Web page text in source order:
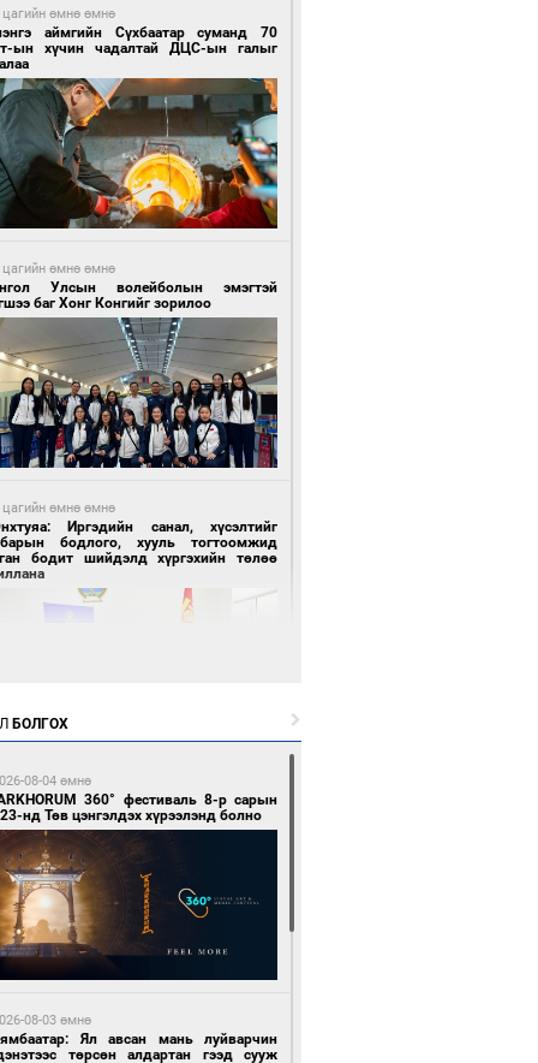
цагийн өмнө өмнө
аймгийн Сүхбаатар суманд 70
ын хүчин чадалтай ДЦС-ын галыг
цагийн өмнө өмнө
Улсын волейболын эмэгтэй
баг Хонг Конгийг зорилоо
цагийн өмнө өмнө
Иргэдийн санал, хүсэлтийг
бодлого, хууль тогтоомжид
бодит шийдэлд хүргэхийн төлөө
өмнө өмнө
жаргал үргэлжид ирнэ
орно, өдөртөө 24-26 хэм дулаан
БОЛГОХ
08-04 өмнө
360° фестиваль 8-р сарын
нд Төв цэнгэлдэх хүрээлэнд болно
08-03 өмнө
Ял авсан мань луйварчин
төрсөн алдартан гээд сууж